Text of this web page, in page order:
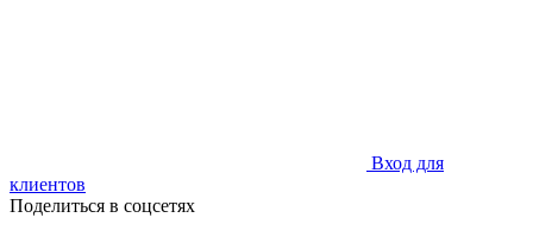
Вход для
клиентов
Поделиться в соцсетях